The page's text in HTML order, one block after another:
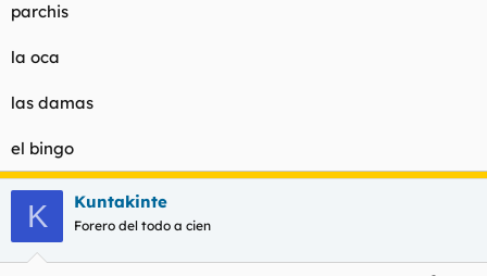
parchis
la oca
las damas
el bingo
K Kuntakinte
Forero del todo a cien